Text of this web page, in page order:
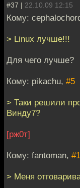
#37 | 22.10.09 12:15
Кому:
> Linux лучше!!!
Для чего лучше?
Кому: pikachu, #5
> Таки решили
Винду7?
[рж0т]
Кому: fantoman,
> Меня